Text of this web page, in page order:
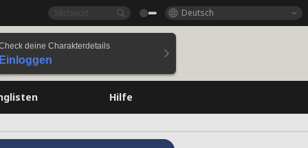
Deutsch
deine Charakterdetails
Hilfe